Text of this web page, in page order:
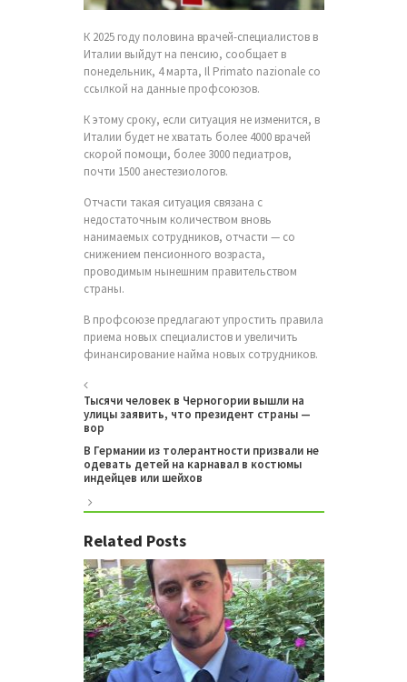
К 2025 году половина врачей-специалистов в
Италии выйдут на пенсию, сообщает в
понедельник, 4 марта, Il Primato nazionale со
ссылкой на данные профсоюзов.
К этому сроку, если ситуация не изменится, в
Италии будет не хватать более 4000 врачей
скорой помощи, более 3000 педиатров,
почти 1500 анестезиологов.
Отчасти такая ситуация связана с
недостаточным количеством вновь
нанимаемых сотрудников, отчасти — со
снижением пенсионного возраста,
проводимым нынешним правительством
страны.
В профсоюзе предлагают упростить правила
приема новых специалистов и увеличить
финансирование найма новых сотрудников.
Тысячи человек в Черногории вышли на
улицы заявить, что президент страны —
вор
В Германии из толерантности призвали не
одевать детей на карнавал в костюмы
индейцев или шейхов
Related Posts